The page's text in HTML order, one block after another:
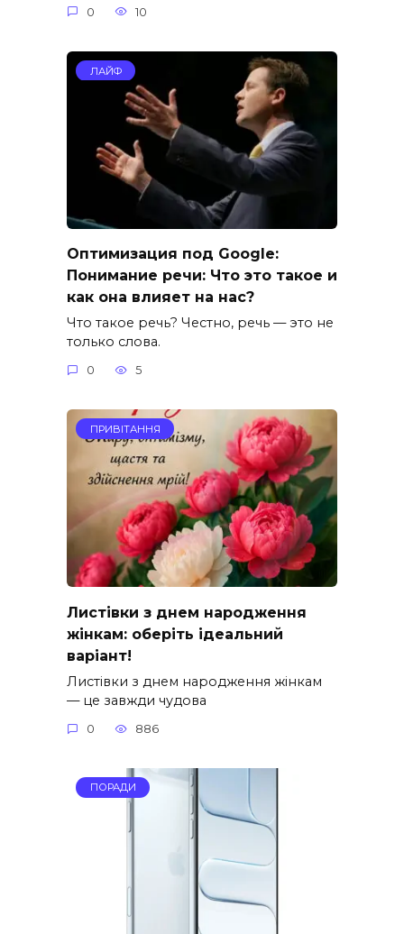
0 10
ЛАЙФ
Оптимизация под Google:
Понимание речи: Что это такое и
как она влияет на нас?
Что такое речь? Честно, речь — это не
только слова.
0 5
ПРИВІТАННЯ
Листівки з днем народження
жінкам: оберіть ідеальний
варіант!
Листівки з днем народження жінкам
— це завжди чудова
0 886
ПОРАДИ